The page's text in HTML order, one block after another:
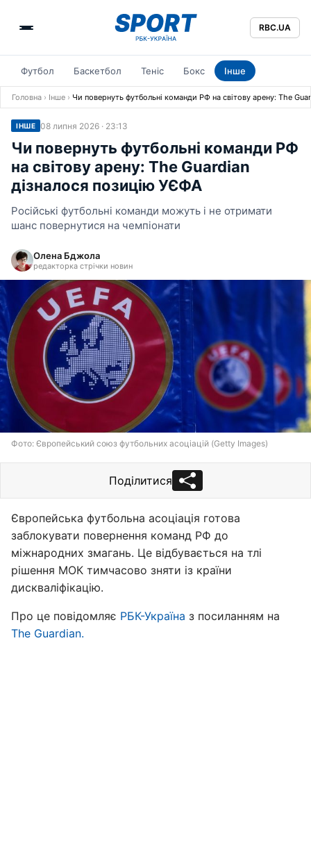
RBC.UA
Футбол Баскетбол Теніс Бокс Інше
Головна › Інше › Чи повернуть футбольні команди РФ на світову арену: The
ІНШЕ 08 липня 2026 · 23:13
Чи повернуть футбольні команди РФ
на світову арену: The Guardian
дізналося позицію УЄФА
Російські футбольні команди можуть і не отримати
шанс повернутися на чемпіонати
Олена Бджола
редакторка стрічки новин
Фото: Європейський союз футбольних асоціацій (Getty Images)
Поділитися
Європейська футбольна асоціація готова
заблокувати повернення команд РФ до
міжнародних змагань. Це відбувається на тлі
рішення МОК тимчасово зняти із країни
дискваліфікацію.
Про це повідомляє РБК-Україна з посиланням на
The Guardian.